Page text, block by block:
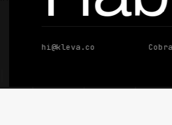
hi@kleva.co